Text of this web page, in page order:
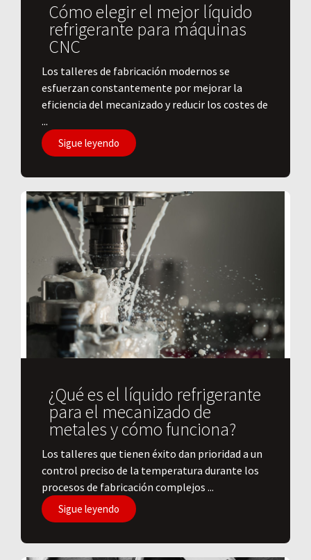
Cómo elegir el mejor líquido
refrigerante para máquinas
CNC
Los talleres de fabricación modernos se
esfuerzan constantemente por mejorar la
eficiencia del mecanizado y reducir los costes de
...
Sigue leyendo
¿Qué es el líquido refrigerante
para el mecanizado de
metales y cómo funciona?
​Los talleres que tienen éxito dan prioridad a un
control preciso de la temperatura durante los
procesos de fabricación complejos ...
Sigue leyendo